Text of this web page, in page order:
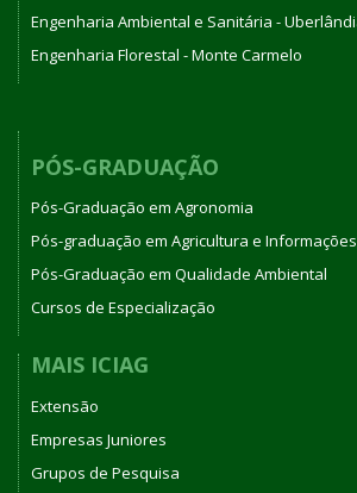
Engenharia Ambiental e Sanitária -
Engenharia Florestal - Monte Carmelo
PÓS-GRADUAÇÃO
Pós-Graduação em Agronomia
Pós-graduação em Agricultura e
Pós-Graduação em Qualidade Ambiental
Cursos de Especialização
MAIS ICIAG
Extensão
Empresas Juniores
Grupos de Pesquisa